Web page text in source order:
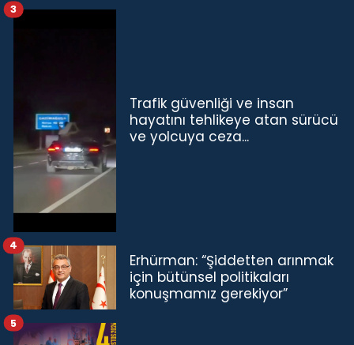
Trafik güvenliği ve insan
hayatını tehlikeye atan sürücü
ve yolcuya ceza...
3
Erhürman: “Şiddetten arınmak
için bütünsel politikaları
konuşmamız gerekiyor”
4
5